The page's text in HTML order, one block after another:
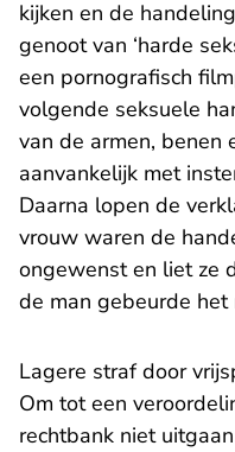
kijken en de
genoot van ‘harde
een pornografisch
volgende seksuele
van de armen, benen
aanvankelijk met
Daarna lopen de
vrouw waren de
ongewenst en liet ze
de man gebeurde het
Lagere straf door
Om tot een
rechtbank niet